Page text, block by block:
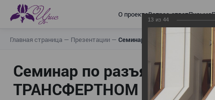
О проектеВопрос-ответПисьма
Главная страница — Презентации — Семинар по разъяснению
Семинар по разъяснению
ТРАНСФЕРТНОМ
13 из 44